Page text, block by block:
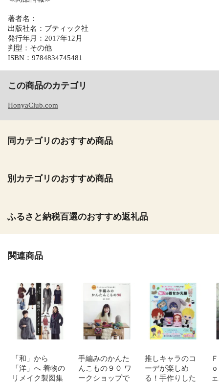
著者名：
出版社名：ブティック社
発行年月：2017年12月
判型：その他
ISBN：9784834745481
この商品のカテゴリ
HonyaClub.com
同カテゴリのおすすめ商品
別カテゴリのおすすめ商品
ふるさと納税百選のおすすめ返礼品
関連商品
「和」から
「洋」へ 着物の
リメイク製図集
手編みのかんた
んこもの９０ ワ
ークショップで
推しキャラのコ
ーデが楽しめ
る！手作りした